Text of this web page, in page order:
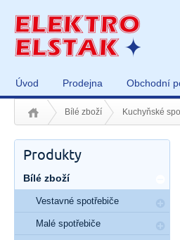
Úvod Prodejna Obchodní
Bílé zboží Kuchyňské
Produkty
Bílé zboží
Vestavné spotřebiče
Malé spotřebiče